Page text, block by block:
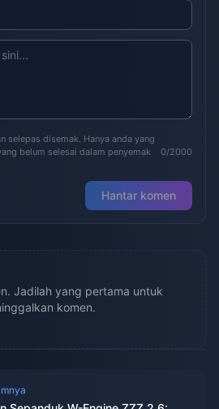
selepas disemak. Hanya anda yang
belum selesai dalam penyemak
0/2000
Hantar komen
Jadilah yang pertama untuk
komen.